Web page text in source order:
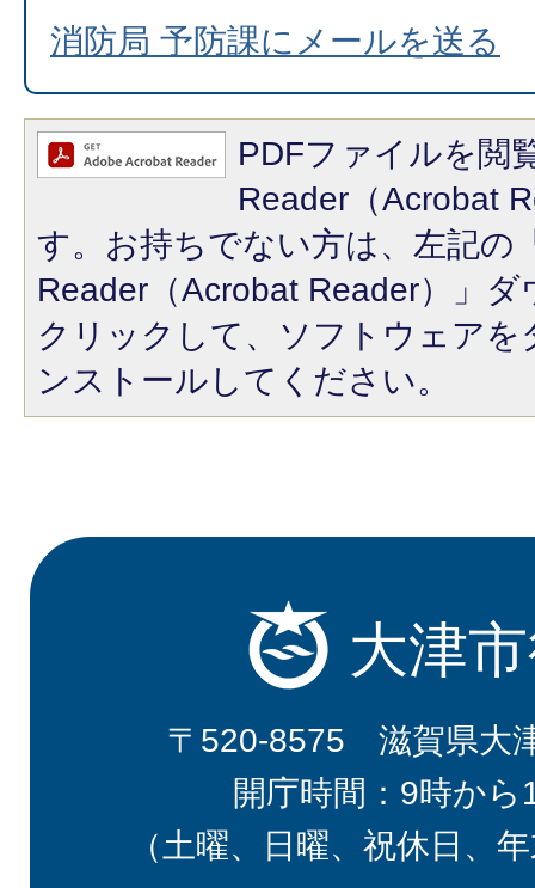
消防局 予防課にメールを送る
PDFファイルを閲
Reader（Acrobat
す。お持ちでない方は、左記の
Reader（Acrobat Reader）」
クリックして、ソフトウェア
ンストールしてください。
大津
〒520-8575 滋賀県大
開庁時間：9時から
（土曜、日曜、祝休日、